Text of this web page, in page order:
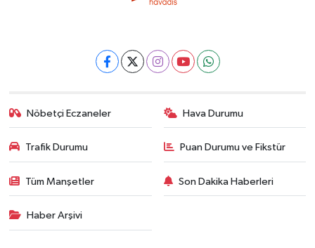
Nöbetçi Eczaneler Hava Durumu
Trafik Durumu Puan Durumu ve Fikstür
Tüm Manşetler Son Dakika Haberleri
Haber Arşivi